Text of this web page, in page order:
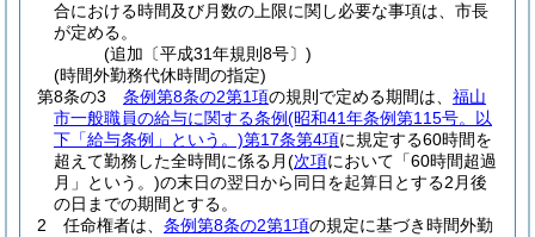
合における時間及び月数の上限に関し必要な事項は、市長
が定める。
(追加〔平成31年規則8号〕)
(時間外勤務代休時間の指定)
第8条の3
条例第8条の2第1項の規則で定める期間は、 福山
市一般職員の給与に関する条例(昭和41年条例第115号。以
下「給与条例」という。)第17条第4項に規定する60時間を
超えて勤務した全時間に係る月(次項において「60時間超過
月」という。)の末日の翌日から同日を起算日とする2月後
の日までの期間とする。
2
任命権者は、 条例第8条の2第1項の規定に基づき時間外勤